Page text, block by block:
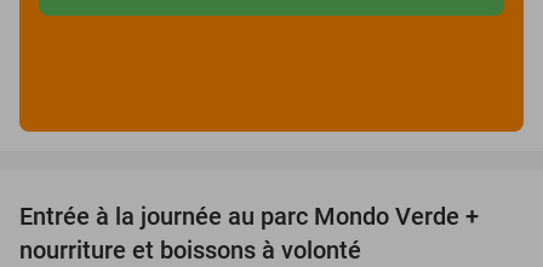
25%
Entrée à la journée au parc Mondo Verde +
nourriture et boissons à volonté